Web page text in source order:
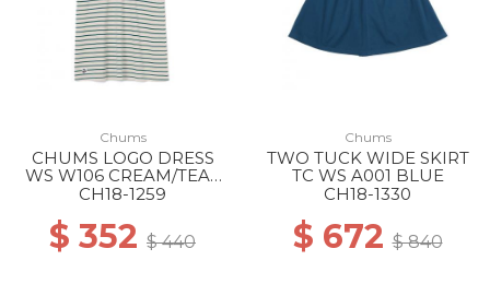
Chums
CHUMS LOGO DRESS
WS W106 CREAM/TEAL
GREEN
CH18-1259
$ 352 $ 440
Chums
TWO TUCK WIDE SKIRT
TC WS A001 BLUE
CH18-1330
$ 672$ 840